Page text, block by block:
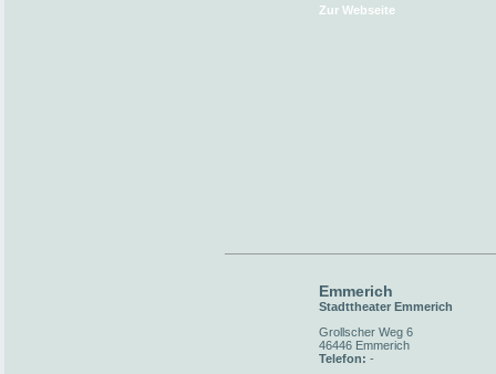
Zur Webseite
Emmerich
Stadttheater Emmerich
Grollscher Weg 6
46446 Emmerich
Telefon: -